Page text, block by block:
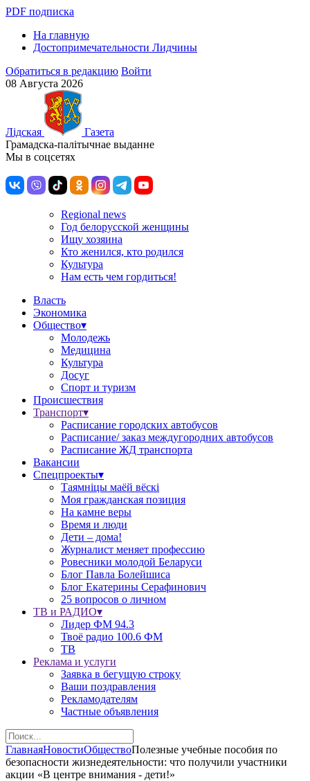
PDF подписка
На главную
Достопримечательности Лидчины
Обратиться в редакцию Войти
08 Августа 2026
Лiдская
Газета
Грамадска-палiтычнае выданне
Мы в соцсетях
Regional news
Год белорусской женщины
Ищу хозяина
Кто женился, кто родился
Культура
Нам есть чем гордиться!
Власть
Экономика
Общество▾
Молодежь
Медицина
Культура
Досуг
Спорт и туризм
Происшествия
Транспорт▾
Расписание городских автобусов
Расписание/ заказ междугородних автобусов
Расписание ЖД транспорта
Вакансии
Спецпроекты▾
Таямніцы маёй вёскі
Моя гражданская позиция
На камне веры
Время и люди
Дети – дома!
Журналист меняет профессию
Ровесники молодой Беларуси
Блог Павла Болейшиса
Блог Екатерины Серафинович
25 вопросов о личном
ТВ и РАДИО▾
Лидер ФМ 94.3
Твоё радио 100.6 ФМ
ТВ
Реклама и услуги
Заявка в бегущую строку
Ваши поздравления
Рекламодателям
Частные объявления
ГлавнаяНовостиОбществоПолезные учебные пособия по
безопасности жизнедеятельности: что получили участники
акции «В центре внимания - дети!»